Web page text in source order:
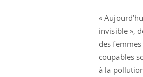
«
invisible »,
des
coupables
à la